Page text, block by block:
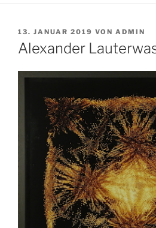
VERÖFFENTLICHT
AM
13. JANUAR 2019 VON ADMIN
Alexander